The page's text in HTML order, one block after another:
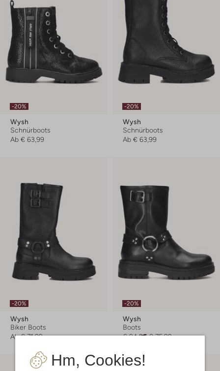
Hm, Cookies!
-20%
Wysh
Schnürboots
Ab € 63,99
-20%
Wysh
Schnürboots
Ab € 63,99
-20%
Wysh
Biker Boots
Ab € 71,99
-20%
Wysh
Boots
€ 94,95 € 75,99